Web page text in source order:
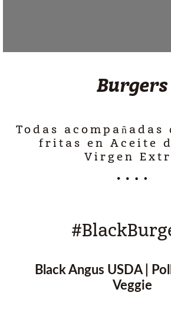
Burgers
Todas acompañadas
fritas en Aceite
Virgen
Black Angus USDA |
Veggie